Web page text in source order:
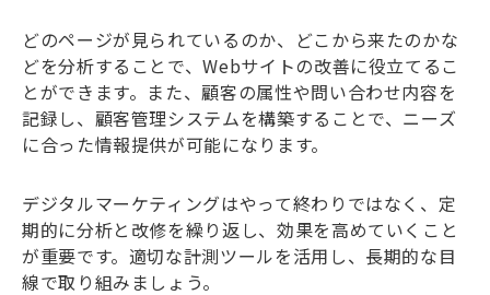
どのページが見られているのか、どこから来たのかな
どを分析することで、Webサイトの改善に役立てるこ
とができます。また、顧客の属性や問い合わせ内容を
記録し、顧客管理システムを構築することで、ニーズ
に合った情報提供が可能になります。
デジタルマーケティングはやって終わりではなく、定
期的に分析と改修を繰り返し、効果を高めていくこと
が重要です。適切な計測ツールを活用し、長期的な目
線で取り組みましょう。